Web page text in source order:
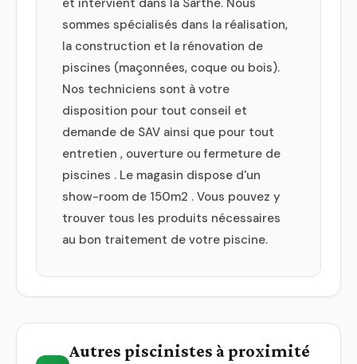
sommes spécialisés dans la réalisation,
la construction et la rénovation de
piscines (maçonnées, coque ou bois).
Nos techniciens sont à votre
disposition pour tout conseil et
demande de SAV ainsi que pour tout
entretien , ouverture ou fermeture de
piscines . Le magasin dispose d'un
show-room de 150m2 . Vous pouvez y
trouver tous les produits nécessaires
au bon traitement de votre piscine.
Autres piscinistes à proximité